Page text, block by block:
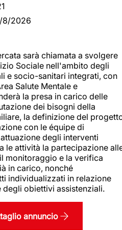
8/2026
sarà chiamata a svolgere
Sociale nell'ambito degli
e socio-sanitari integrati, con
Salute Mentale e
la presa in carico delle
dei bisogni della
la definizione del
con le équipe di
degli interventi
le attività la partecipazione
monitoraggio e la verifica
in carico, nonché
individualizzati in relazione
obiettivi assistenziali.
annuncio